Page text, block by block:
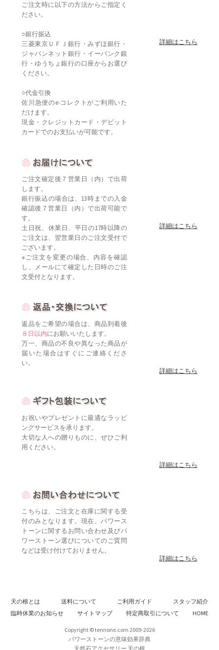
ご注文時に以下の方法からご指定く
ださい。
○銀行振込
三菱東京ＵＦＪ銀行・みずほ銀行・
ジャパンネット銀行・イーバンク銀
行・ゆうちょ銀行の口座からお選び
ください。
○代金引換
佐川急便のe-コレクトがご利用いた
だけます。
現金・クレジットカード・デビット
カードでのお支払いが可能です。
詳細はこちら
ご注文確定後７営業日（内）で出荷
します。
銀行振込の場合は、13時までの入金
確認後７営業日（内）で出荷可能で
す。
土日祝、休業日、平日の17時以降の
ご注文は、翌営業日のご注文受付で
ございます。
※ご注文を変更の場合、内容を確認
し、メールにて確定した日時のご注
文受付となります。
詳細はこちら
返品をご希望の場合は、商品到着後
８日以内にお願いいたします。
万一、商品の不良や異なった商品が
届いた場合はすぐにご連絡くださ
い。
詳細はこちら
お祝いやプレゼントに最適なラッピ
ングサービスを承ります。
大切な人への贈りものに、ぜひご利
用ください。
詳細はこちら
こちらは、ご注文と在庫に関する受
付のみとなります。現在、パワース
トーンに関するお問い合わせ及びパ
ワーストーン選びについてのご質問
などは受け付けておりません。
詳細はこちら
天の根とは 送料について ご利用ガイド
スタッフ紹介
臨時休業のお知らせ
サイトマップ 特定商取引について HOME
Copyright © tennone.com 2009-2026
パワーストーンの意味効果辞典
天然石アクセサリー 天の根